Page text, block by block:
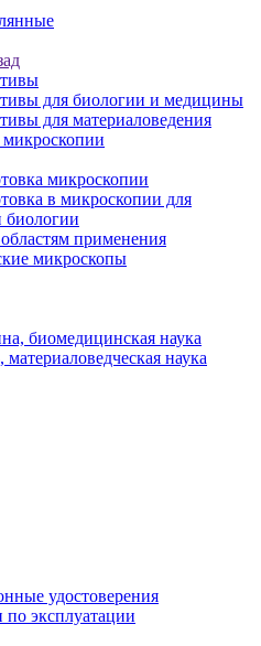
для биологии и медицины
для материаловедения
микроскопии
в микроскопии для
применения
микроскопы
биомедицинская наука
наука
удостоверения
эксплуатации